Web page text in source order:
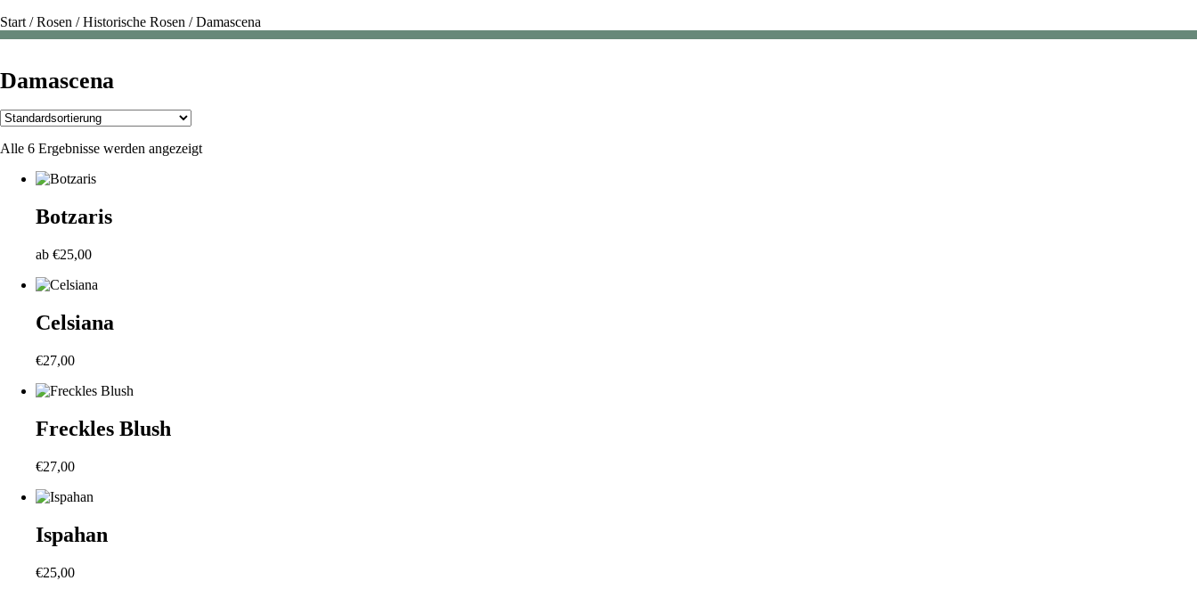
Start /Rosen /Historische Rosen /Damascena
Damascena
Alle 6 Ergebnisse werden angezeigt
Botzaris
ab €25,00
Celsiana
€27,00
Freckles Blush
€27,00
Ispahan
€25,00